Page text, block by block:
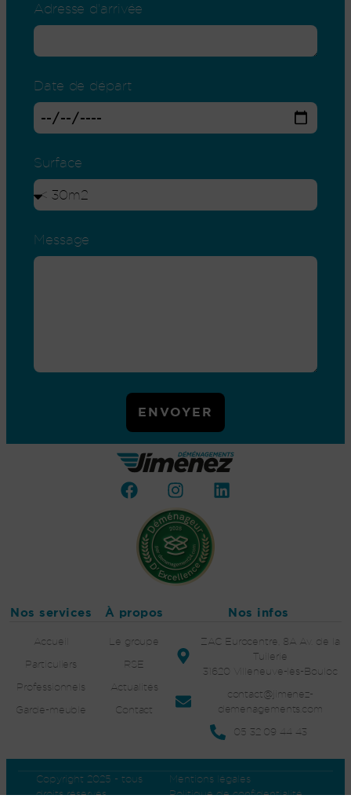
Adresse d'arrivée
Date de départ
Surface
Message
ENVOYER
Nos services
Accueil
Particuliers
Professionnels
Garde-meuble
À propos
Le groupe
RSE
Actualités
Contact
Nos infos
ZAC Eurocentre, 8A Av. de la
Tuilerie
31620 Villeneuve-lès-Bouloc
contact@jimenez-
demenagements.com
05 32 09 44 43
Copyright 2025 - tous
droits réservés
Mentions légales
Politique de confidentialité